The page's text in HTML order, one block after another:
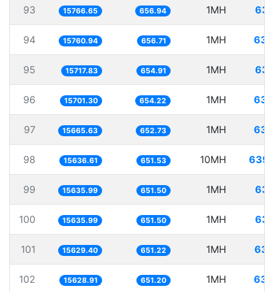
93 15766.65 656.94 1MH
94 15760.94 656.71 1MH
95 15717.83 654.91 1MH
96 15701.30 654.22 1MH
97 15665.63 652.73 1MH
98 15636.61 651.53 10MH
99 15635.99 651.50 1MH
100 15635.99 651.50 1MH
101 15629.40 651.22 1MH
102 15628.91 651.20 1MH